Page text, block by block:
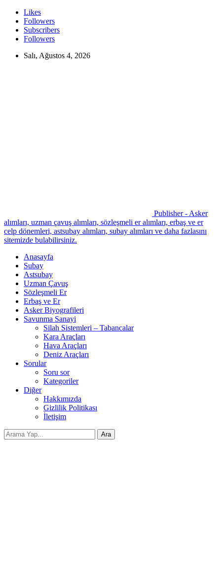
Likes
Followers
Subscribers
Followers
Salı, Ağustos 4, 2026
Publisher - Asker
alımları, uzman çavuş alımları, sözleşmeli er alımları, erbaş ve er
celp dönemleri, astsubay alımları, subay alımları ve daha fazlasını
sitemizde bulabilirsiniz.
Anasayfa
Subay
Astsubay
Uzman Çavuş
Sözleşmeli Er
Erbaş ve Er
Asker Biyografileri
Savunma Sanayi
Silah Sistemleri – Tabancalar
Kara Araçları
Hava Araçları
Deniz Araçları
Sorular
Soru sor
Kategoriler
Diğer
Hakkımızda
Gizlilik Politikası
İletişim